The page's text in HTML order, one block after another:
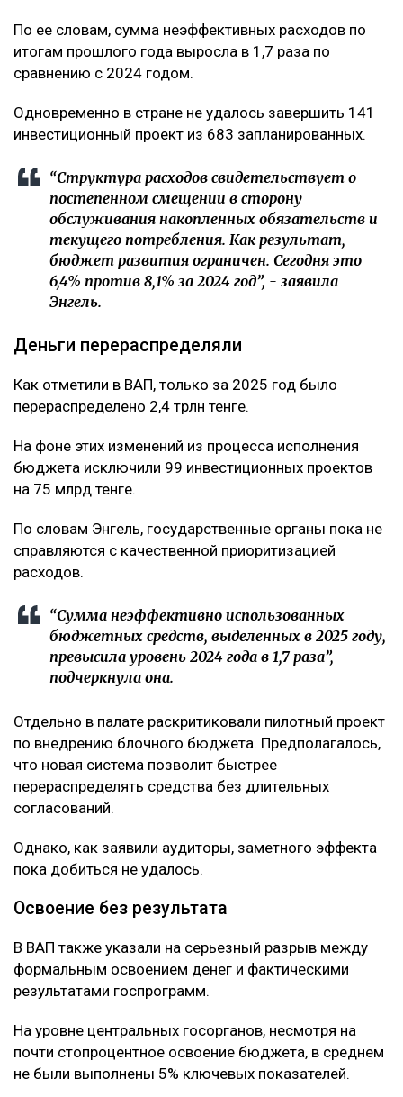
По ее словам, сумма неэффективных расходов по
итогам прошлого года выросла в 1,7 раза по
сравнению с 2024 годом.
Одновременно в стране не удалось завершить 141
инвестиционный проект из 683 запланированных.
“Структура расходов свидетельствует о
постепенном смещении в сторону
обслуживания накопленных обязательств и
текущего потребления. Как результат,
бюджет развития ограничен. Сегодня это
6,4% против 8,1% за 2024 год”, - заявила
Энгель.
Деньги перераспределяли
Как отметили в ВАП, только за 2025 год было
перераспределено 2,4 трлн тенге.
На фоне этих изменений из процесса исполнения
бюджета исключили 99 инвестиционных проектов
на 75 млрд тенге.
По словам Энгель, государственные органы пока не
справляются с качественной приоритизацией
расходов.
“Сумма неэффективно использованных
бюджетных средств, выделенных в 2025 году,
превысила уровень 2024 года в 1,7 раза”, -
подчеркнула она.
Отдельно в палате раскритиковали пилотный проект
по внедрению блочного бюджета. Предполагалось,
что новая система позволит быстрее
перераспределять средства без длительных
согласований.
Однако, как заявили аудиторы, заметного эффекта
пока добиться не удалось.
Освоение без результата
В ВАП также указали на серьезный разрыв между
формальным освоением денег и фактическими
результатами госпрограмм.
На уровне центральных госорганов, несмотря на
почти стопроцентное освоение бюджета, в среднем
не были выполнены 5% ключевых показателей.